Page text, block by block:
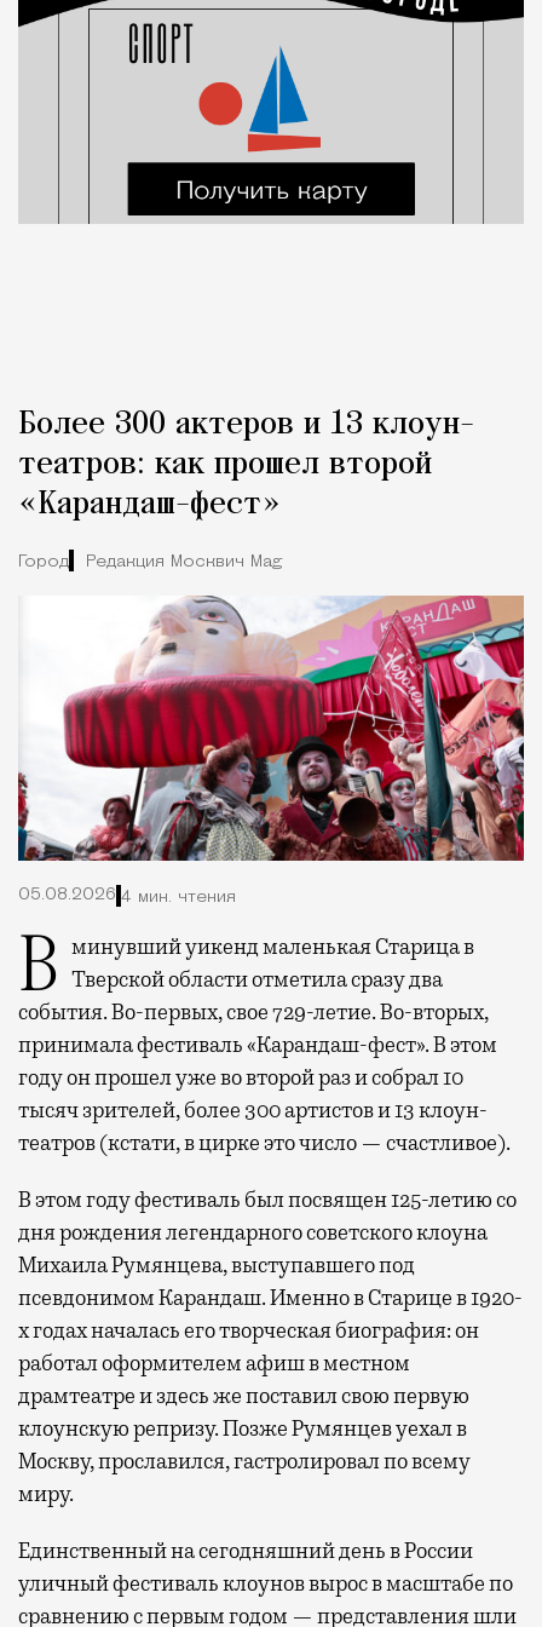
Более 300 актеров и 13 клоун-
театров: как прошел второй
«Карандаш-фест»
Город Редакция Москвич Mag
05.08.2026 4 мин. чтения
В минувший уикенд маленькая Старица в Тверской области отметила сразу два
события. Во-первых, свое 729-летие. Во-вторых,
принимала фестиваль «Карандаш-фест». В этом
году он прошел уже во второй раз и собрал 10
тысяч зрителей, более 300 артистов и 13 клоун-
театров (кстати, в цирке это число — счастливое).
В этом году фестиваль был посвящен 125-летию со
дня рождения легендарного советского клоуна
Михаила Румянцева, выступавшего под
псевдонимом Карандаш. Именно в Старице в 1920-
х годах началась его творческая биография: он
работал оформителем афиш в местном
драмтеатре и здесь же поставил свою первую
клоунскую репризу. Позже Румянцев уехал в
Москву, прославился, гастролировал по всему
миру.
Единственный на сегодняшний день в России
уличный фестиваль клоунов вырос в масштабе по
сравнению с первым годом — представления шли